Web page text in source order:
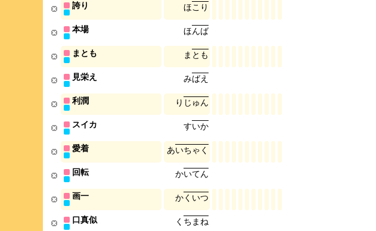
誇り ほこ り
本場 ほんば
まとも ま と も
見栄え みばえ
利潤 り じ ゅ ん
スイカ すいか
愛着 あいちゃ く
回転 かいてん
画一 かく いつ
口真似 く ち ま ね